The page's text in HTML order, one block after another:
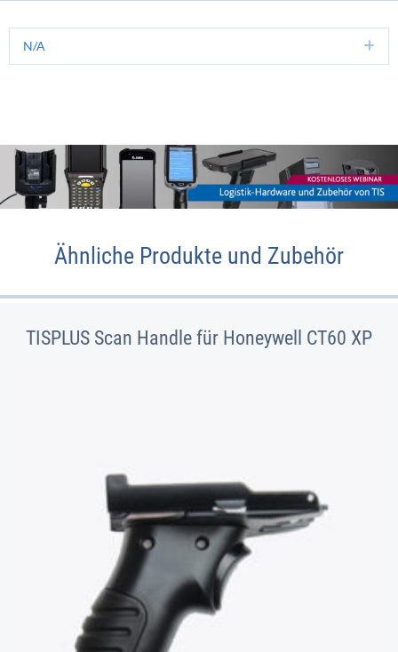
N/A
Ähnliche Produkte und Zubehör
TISPLUS Scan Handle für Honeywell CT60 XP